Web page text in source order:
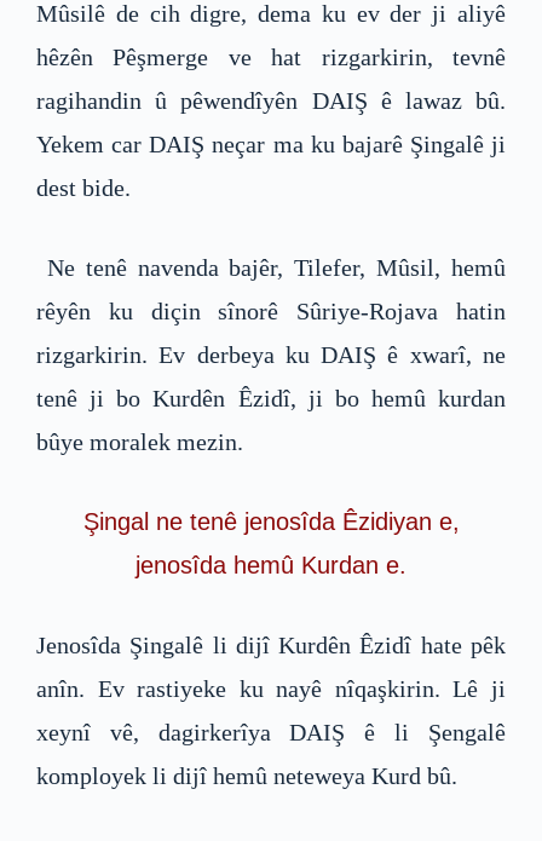
Mûsilê de cih digre, dema ku ev der ji aliyê
hêzên Pêşmerge ve hat rizgarkirin, tevnê
ragihandin û pêwendîyên DAIŞ ê lawaz bû.
Yekem car DAIŞ neçar ma ku bajarê Şingalê ji
dest bide.
Ne tenê navenda bajêr, Tilefer, Mûsil, hemû
rêyên ku diçin sînorê Sûriye-Rojava hatin
rizgarkirin. Ev derbeya ku DAIŞ ê xwarî, ne
tenê ji bo Kurdên Êzidî, ji bo hemû kurdan
bûye moralek mezin.
Şingal ne tenê jenosîda Êzidiyan e,
jenosîda hemû Kurdan e.
Jenosîda Şingalê li dijî Kurdên Êzidî hate pêk
anîn. Ev rastiyeke ku nayê nîqaşkirin. Lê ji
xeynî vê, dagirkerîya DAIŞ ê li Şengalê
komployek li dijî hemû neteweya Kurd bû.